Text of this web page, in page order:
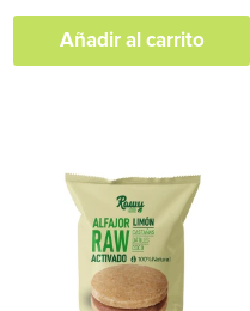
Añadir al carrito